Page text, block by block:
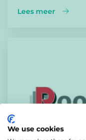
Lees meer
We use cookies